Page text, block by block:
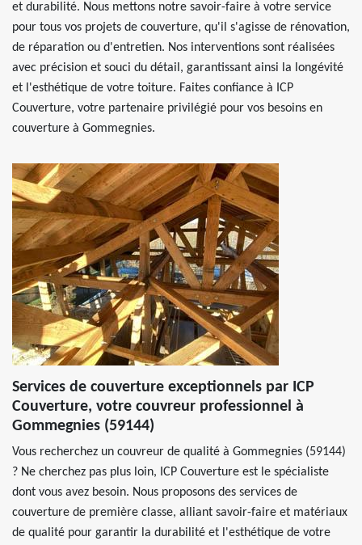
et durabilité. Nous mettons notre savoir-faire à votre service
pour tous vos projets de couverture, qu'il s'agisse de rénovation,
de réparation ou d'entretien. Nos interventions sont réalisées
avec précision et souci du détail, garantissant ainsi la longévité
et l'esthétique de votre toiture. Faites confiance à ICP
Couverture, votre partenaire privilégié pour vos besoins en
couverture à Gommegnies.
Services de couverture exceptionnels par ICP
Couverture, votre couvreur professionnel à
Gommegnies (59144)
Vous recherchez un couvreur de qualité à Gommegnies (59144)
? Ne cherchez pas plus loin, ICP Couverture est le spécialiste
dont vous avez besoin. Nous proposons des services de
couverture de première classe, alliant savoir-faire et matériaux
de qualité pour garantir la durabilité et l'esthétique de votre